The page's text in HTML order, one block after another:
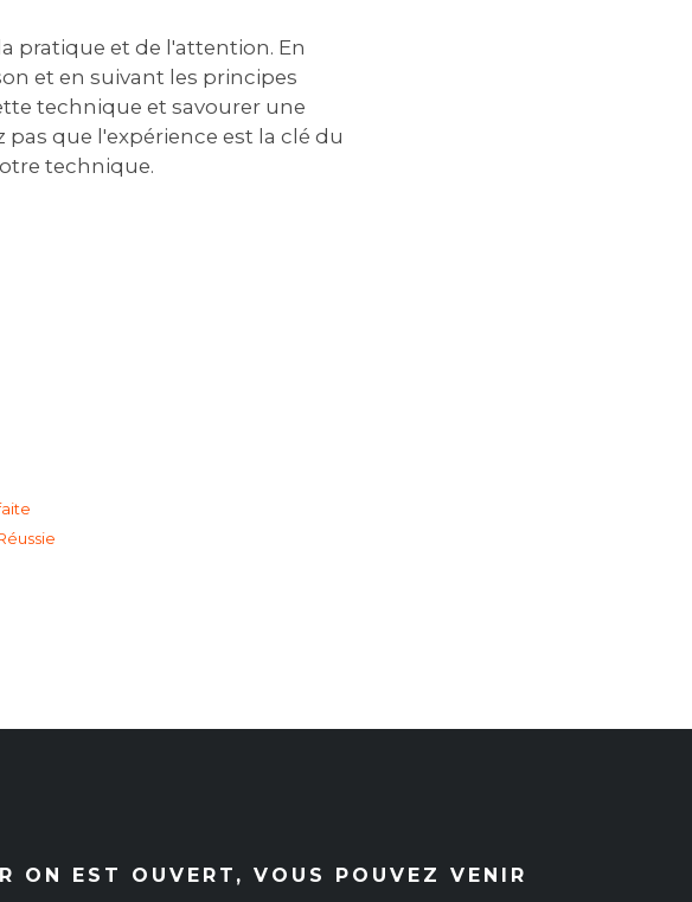
pratique et de l'attention. En
et en suivant les principes
technique et savourer une
que l'expérience est la clé du
technique.
ON EST OUVERT, VOUS POUVEZ VENIR